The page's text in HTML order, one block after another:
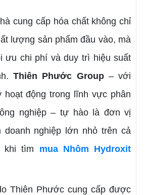
cung cấp hóa chất không chỉ
lượng sản phẩm đầu vào, mà
ưu chi phí và duy trì hiệu suất
Thiên Phước Group– với
hoạt động trong lĩnh vực phân
nghiệp – tự hào là đơn vị
doanh nghiệp lớn nhỏ trên cả
khi tìm mua Nhôm Hydroxit
Phước cung cấp được